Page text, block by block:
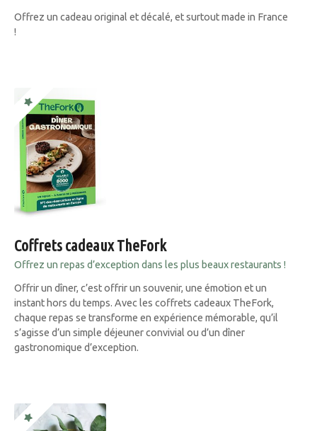
Offrez un cadeau original et décalé, et surtout made in France
!
Coffrets cadeaux TheFork
Offrez un repas d’exception dans les plus beaux restaurants !
Offrir un dîner, c’est offrir un souvenir, une émotion et un
instant hors du temps. Avec les coffrets cadeaux TheFork,
chaque repas se transforme en expérience mémorable, qu’il
s’agisse d’un simple déjeuner convivial ou d’un dîner
gastronomique d’exception.